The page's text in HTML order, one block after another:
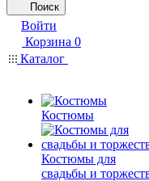
Поиск
Войти
Корзина 0
Каталог
Костюмы
Костюмы для
свадьбы и